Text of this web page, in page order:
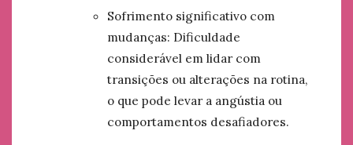
Sofrimento significativo com
mudanças: Dificuldade
considerável em lidar com
transições ou alterações na rotina,
o que pode levar a angústia ou
comportamentos desafiadores.